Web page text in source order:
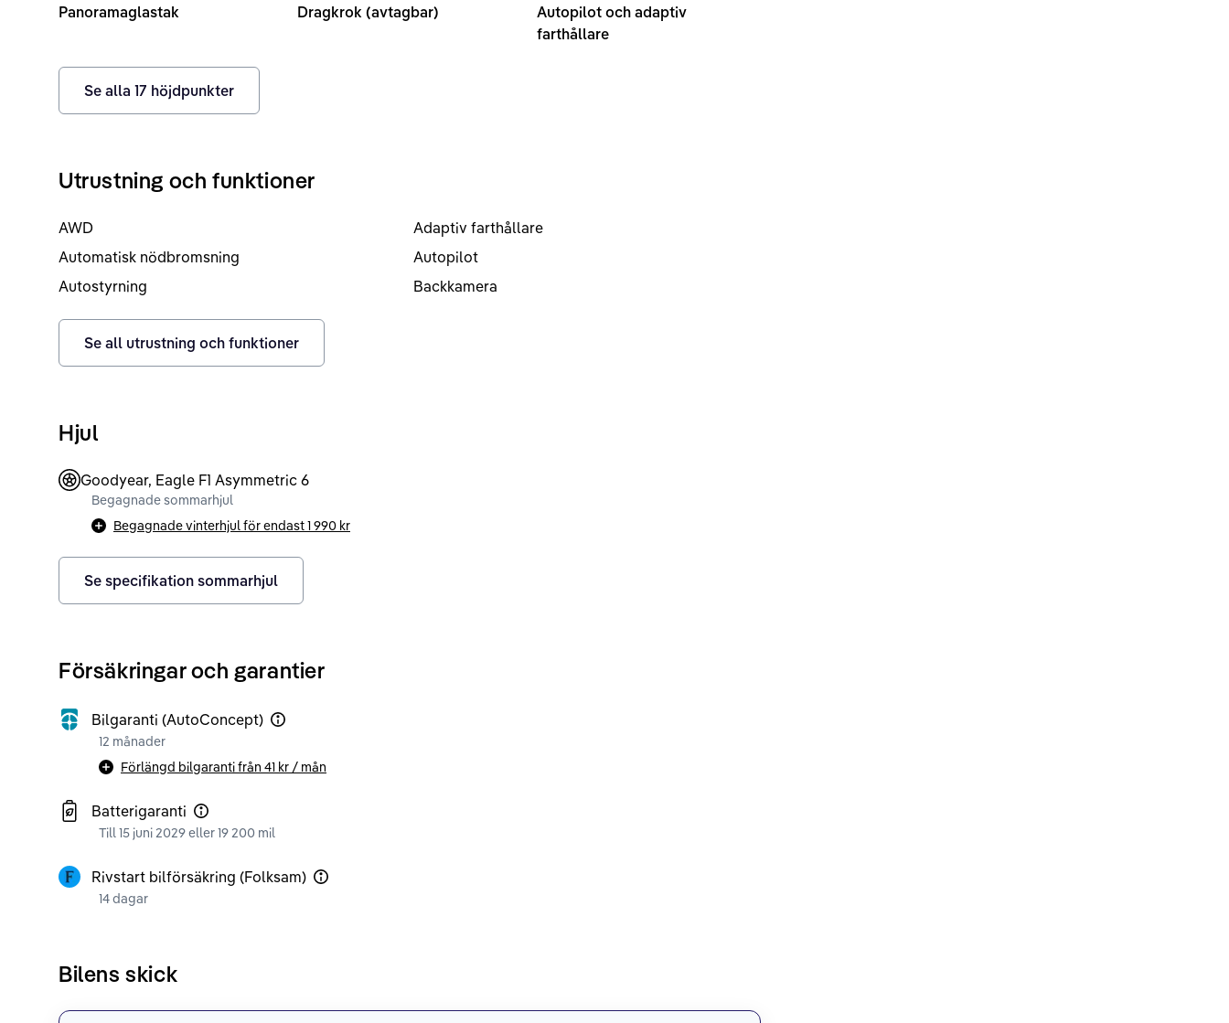
Panoramaglastak Dragkrok (avtagbar)
Autopilot och adaptiv
farthållare
Se alla 17 höjdpunkter
Utrustning och funktioner
AWD
Adaptiv farthållare
Automatisk nödbromsning
Autopilot
Autostyrning
Backkamera
Se all utrustning och funktioner
Hjul
Goodyear, Eagle F1 Asymmetric 6
Begagnade sommarhjul
Begagnade vinterhjul för endast1 990 kr
Se specifikation sommarhjul
Försäkringar och garantier
Bilgaranti (AutoConcept)
12 månader
Förlängd bilgaranti från 41 kr / mån
Batterigaranti
Till 15 juni 2029 eller 19 200 mil
Rivstart bilförsäkring (Folksam)
14 dagar
Bilens skick